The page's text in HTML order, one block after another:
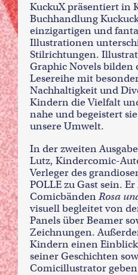
KuckuX präsentiert in
Buchhandlung
einzigartigen und
Illustrationen
Stilrichtungen.
Graphic Novels bilden
Lesereihe mit
Nachhaltigkeit und
Kindern die Vielfalt
nahe und begeistert
unsere Umwelt.
In der zweiten
Lutz, Kindercomic-
Verleger des
POLLE zu Gast sein.
ComicbändenRosa
visuell begleitet von
Panels über Beamer
Zeichnungen.
Kindern einen
seiner Geschichten
Comicillustrator